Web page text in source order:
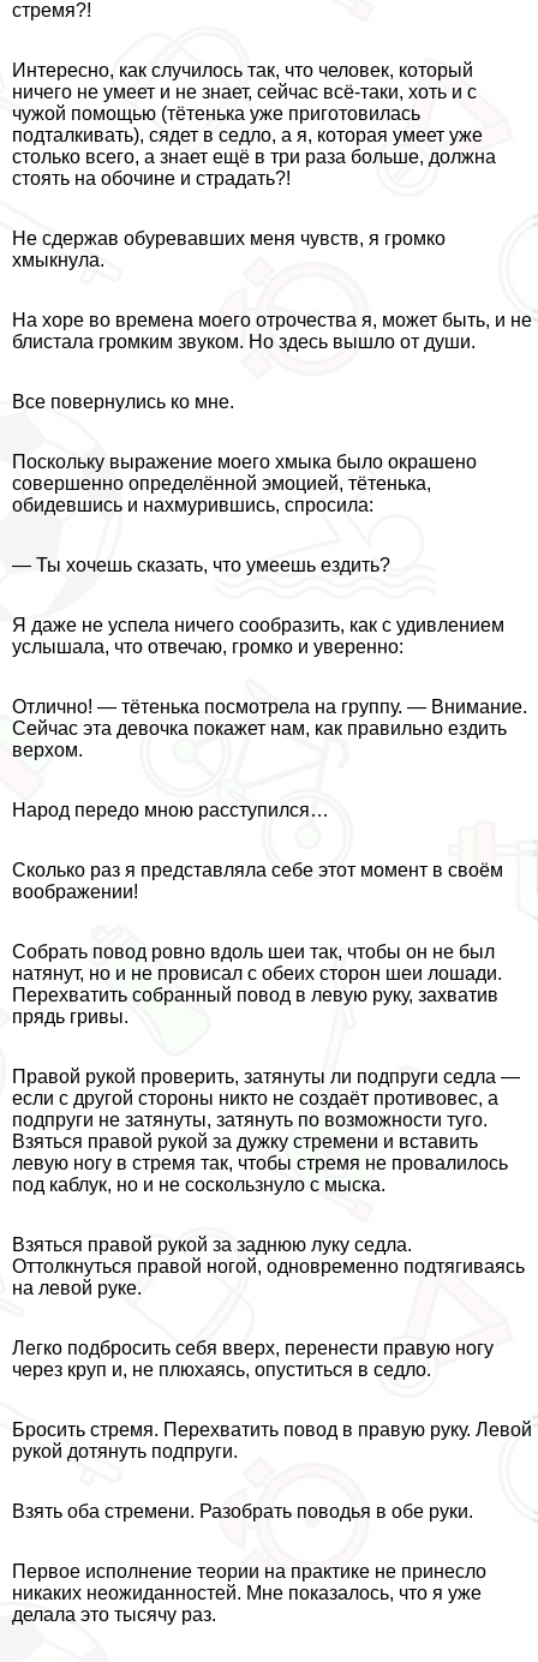
стремя?!
Интересно, как случилось так, что человек, который
ничего не умеет и не знает, сейчас всё-таки, хоть и с
чужой помощью (тётенька уже приготовилась
подталкивать), сядет в седло, а я, которая умеет уже
столько всего, а знает ещё в три раза больше, должна
стоять на обочине и страдать?!
Не сдержав обуревавших меня чувств, я громко
хмыкнула.
На хоре во времена моего отрочества я, может быть, и не
блистала громким звуком. Но здесь вышло от души.
Все повернулись ко мне.
Поскольку выражение моего хмыка было окрашено
совершенно определённой эмоцией, тётенька,
обидевшись и нахмурившись, спросила:
— Ты хочешь сказать, что умеешь ездить?
Я даже не успела ничего сообразить, как с удивлением
услышала, что отвечаю, громко и уверенно:
Отлично! — тётенька посмотрела на группу. — Внимание.
Сейчас эта дeвoчка покажет нам, как правильно ездить
верхом.
Народ передо мною расступился…
Сколько раз я представляла себе этот момент в своём
воображении!
Собрать повод ровно вдоль шеи так, чтобы он не был
натянут, но и не провисал с обеих сторон шеи лошади.
Перехватить собранный повод в левую руку, захватив
прядь гривы.
Правой рукой проверить, затянуты ли подпруги седла —
если с другой стороны никто не создаёт противовес, а
подпруги не затянуты, затянуть по возможности туго.
Взяться правой рукой за дужку стремени и вставить
левую ногу в стремя так, чтобы стремя не провалилось
под каблук, но и не соскользнуло с мыска.
Взяться правой рукой за заднюю луку седла.
Оттолкнуться правой ногой, одновременно подтягиваясь
на левой руке.
Легко подбросить себя вверх, перенести правую ногу
через круп и, не плюхаясь, опуститься в седло.
Бросить стремя. Перехватить повод в правую руку. Левой
рукой дотянуть подпруги.
Взять оба стремени. Разобрать поводья в обе руки.
Первое исполнение теории на пpaктике не принесло
никаких неожиданностей. Мне показалось, что я уже
делала это тысячу раз.